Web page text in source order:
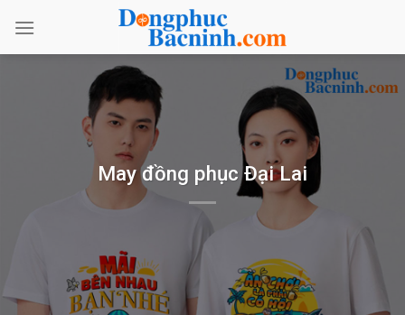
qua
nội
May đồng phục Đại Lai